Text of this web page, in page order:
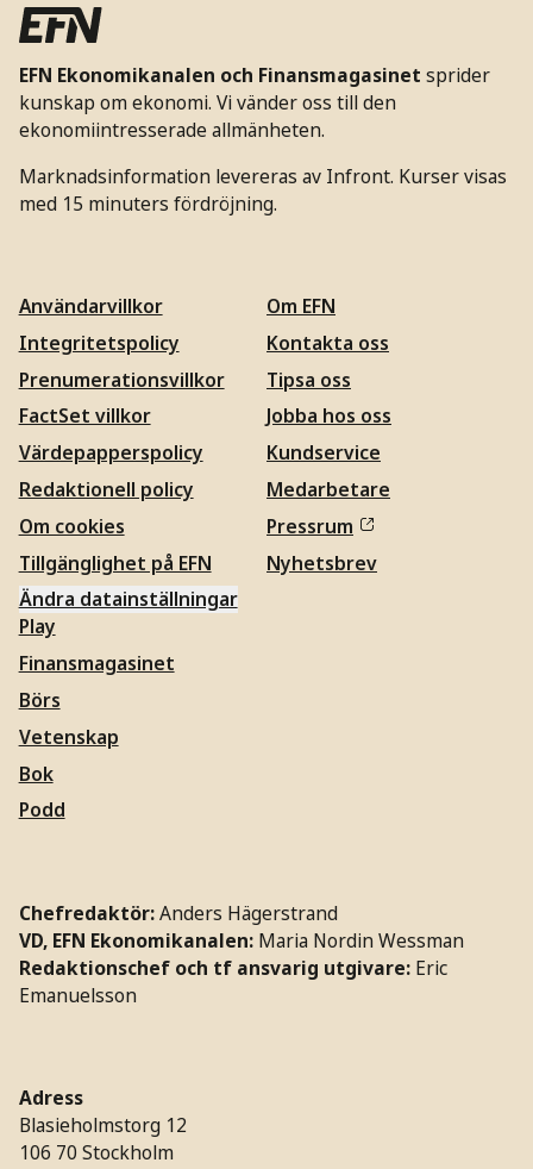
EFN Ekonomikanalen och Finansmagasinet sprider
kunskap om ekonomi. Vi vänder oss till den
ekonomiintresserade allmänheten.
Marknadsinformation levereras av Infront. Kurser visas
med 15 minuters fördröjning.
Användarvillkor
Integritetspolicy
Prenumerationsvillkor
FactSet villkor
Värdepapperspolicy
Redaktionell policy
Om cookies
Tillgänglighet på EFN
Ändra datainställningar
Om EFN
Kontakta oss
Tipsa oss
Jobba hos oss
Kundservice
Medarbetare
Pressrum
Nyhetsbrev
Play
Finansmagasinet
Börs
Vetenskap
Bok
Podd
Chefredaktör:Anders Hägerstrand
VD, EFN Ekonomikanalen: Maria Nordin Wessman
Redaktionschef och tf ansvarig utgivare: Eric
Emanuelsson
Adress
Blasieholmstorg 12
106 70 Stockholm